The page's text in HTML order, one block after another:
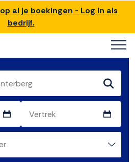
al je boekingen - Log in als
bedrijf.